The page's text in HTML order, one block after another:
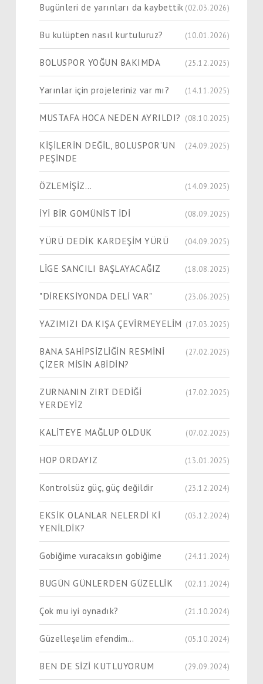
Bugünleri de yarınları da kaybettik (02.03.2026)
Bu kulüpten nasıl kurtuluruz? (10.01.2026)
BOLUSPOR YOĞUN BAKIMDA (25.12.2025)
Yarınlar için projeleriniz var mı? (14.11.2025)
MUSTAFA HOCA NEDEN AYRILDI? (08.10.2025)
KİŞİLERİN DEĞİL, BOLUSPOR’UN
PEŞİNDE
(24.09.2025)
ÖZLEMİŞİZ… (14.09.2025)
İYİ BİR GOMÜNİST İDİ (08.09.2025)
YÜRÜ DEDİK KARDEŞİM YÜRÜ (04.09.2025)
LİGE SANCILI BAŞLAYACAĞIZ (18.08.2025)
"DİREKSİYONDA DELİ VAR" (23.06.2025)
YAZIMIZI DA KIŞA ÇEVİRMEYELİM (17.03.2025)
BANA SAHİPSİZLİĞİN RESMİNİ
ÇİZER MİSİN ABİDİN?
(27.02.2025)
ZURNANIN ZIRT DEDİĞİ
YERDEYİZ
(17.02.2025)
KALİTEYE MAĞLUP OLDUK (07.02.2025)
HOP ORDAYIZ (13.01.2025)
Kontrolsüz güç, güç değildir (23.12.2024)
EKSİK OLANLAR NELERDİ Kİ
YENİLDİK?
(03.12.2024)
Gobiğime vuracaksın gobiğime (24.11.2024)
BUGÜN GÜNLERDEN GÜZELLİK (02.11.2024)
Çok mu iyi oynadık? (21.10.2024)
Güzelleşelim efendim… (05.10.2024)
BEN DE SİZİ KUTLUYORUM (29.09.2024)